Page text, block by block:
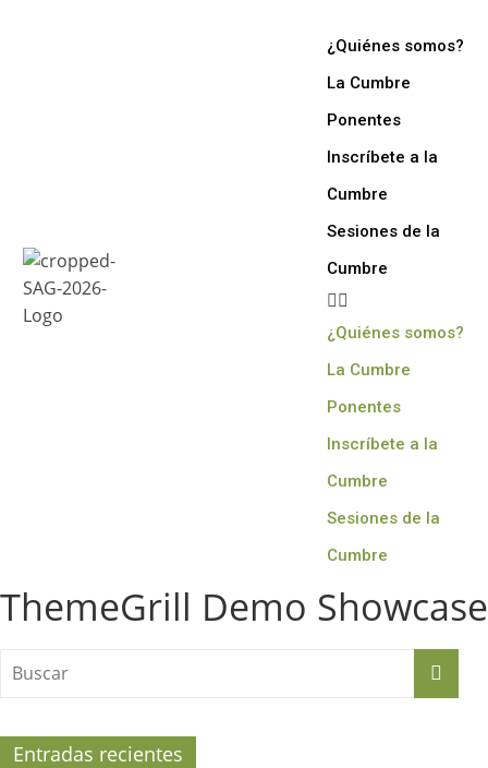
¿Quiénes somos?
La Cumbre
Ponentes
Inscríbete a la
Cumbre
Sesiones de la
Cumbre
¿Quiénes somos?
La Cumbre
Ponentes
Inscríbete a la
Cumbre
Sesiones de la
Cumbre
ThemeGrill Demo Showcase
Entradas recientes